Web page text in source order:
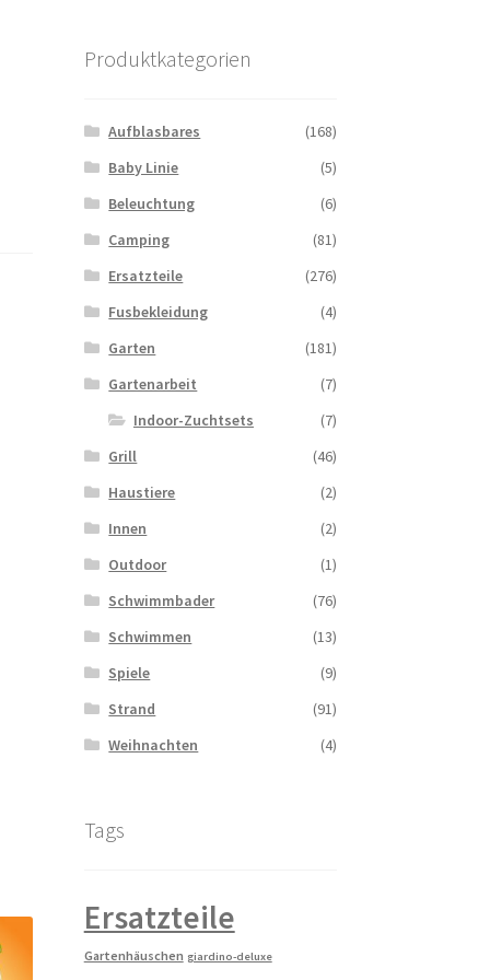
Produktkategorien
Aufblasbares
(168)
Baby Linie
(5)
Beleuchtung
(6)
Camping
(81)
Ersatzteile
(276)
Fusbekleidung
(4)
Garten
(181)
Gartenarbeit
(7)
Indoor-Zuchtsets
(7)
Grill
(46)
Haustiere
(2)
Innen
(2)
Outdoor
(1)
Schwimmbader
(76)
Schwimmen
(13)
Spiele
(9)
Strand
(91)
Weihnachten
(4)
Tags
Ersatzteile
Gartenhäuschen giardino-deluxe